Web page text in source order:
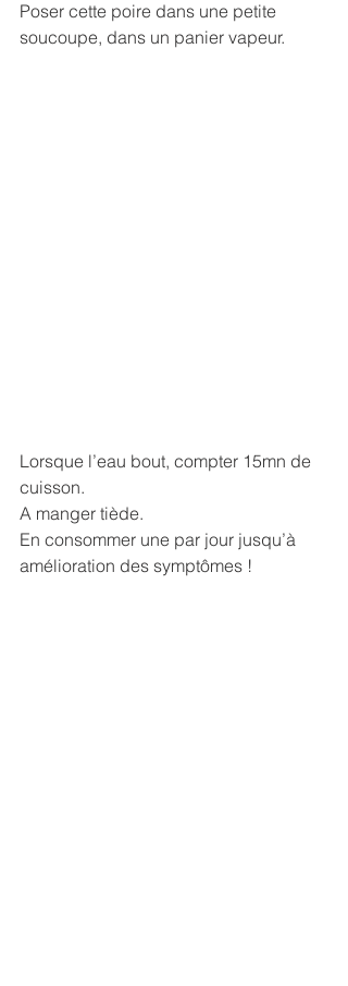
Poser cette poire dans une petite
soucoupe, dans un panier vapeur.
Lorsque l’eau bout, compter 15mn de
cuisson.
A manger tiède.
En consommer une par jour jusqu’à
amélioration des symptômes !